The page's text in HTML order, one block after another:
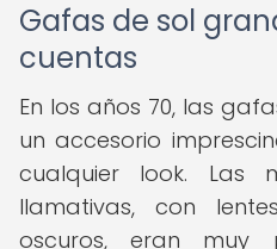
Gafas de sol
cuentas
En los años 70, las
un accesorio
cualquier look. Las
llamativas, con
oscuros, eran muy